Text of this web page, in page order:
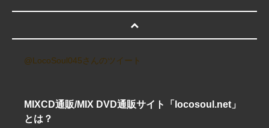
@LocoSoul045さんのツイート
MIXCD通販/MIX DVD通販サイト「locosoul.net」
とは？